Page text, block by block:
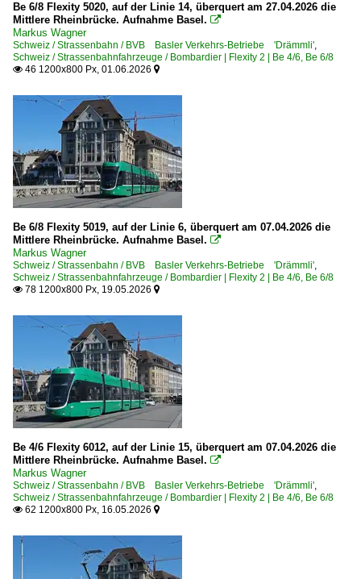
Be 6/8 Flexity 5020, auf der Linie 14, überquert am 27.04.2026 die
Mittlere Rheinbrücke. Aufnahme Basel. 
Markus Wagner
Schweiz / Strassenbahn / BVB Basler Verkehrs-Betriebe 'Drämmli',
Schweiz / Strassenbahnfahrzeuge / Bombardier | Flexity 2 | Be 4/6, Be 6/8
 46 1200x800 Px, 01.06.2026 
Be 6/8 Flexity 5019, auf der Linie 6, überquert am 07.04.2026 die
Mittlere Rheinbrücke. Aufnahme Basel. 
Markus Wagner
Schweiz / Strassenbahn / BVB Basler Verkehrs-Betriebe 'Drämmli',
Schweiz / Strassenbahnfahrzeuge / Bombardier | Flexity 2 | Be 4/6, Be 6/8
 78 1200x800 Px, 19.05.2026 
Be 4/6 Flexity 6012, auf der Linie 15, überquert am 07.04.2026 die
Mittlere Rheinbrücke. Aufnahme Basel. 
Markus Wagner
Schweiz / Strassenbahn / BVB Basler Verkehrs-Betriebe 'Drämmli',
Schweiz / Strassenbahnfahrzeuge / Bombardier | Flexity 2 | Be 4/6, Be 6/8
 62 1200x800 Px, 16.05.2026 